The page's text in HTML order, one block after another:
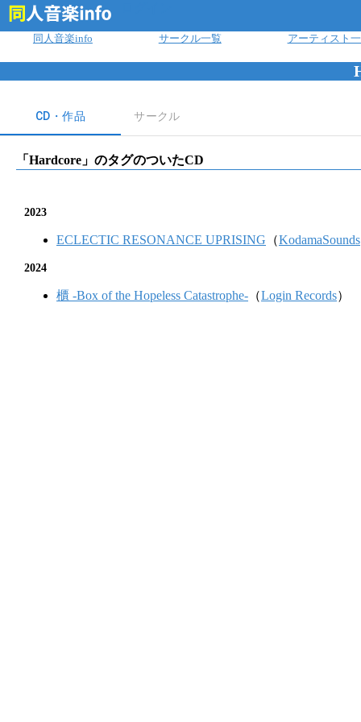
同人音楽info サークル一覧 アーティスト
CD・作品 サークル
「 Hardcore 」のタグのついたCD
2023
ECLECTIC RESONANCE UPRISING （KodamaSounds
2024
櫃 -Box of the Hopeless Catastrophe- （Login Records）